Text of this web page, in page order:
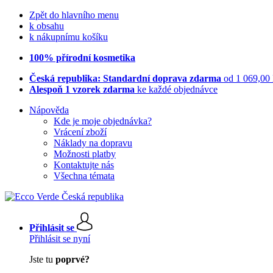
Zpět do hlavního menu
k obsahu
k nákupnímu košíku
100% přírodní kosmetika
Česká republika: Standardní doprava zdarma od 1 069,00
Alespoň 1 vzorek zdarma ke každé objednávce
Nápověda
Kde je moje objednávka?
Vrácení zboží
Náklady na dopravu
Možnosti platby
Kontaktujte nás
Všechna témata
Přihlásit se
Přihlásit se nyní
Jste tu poprvé?